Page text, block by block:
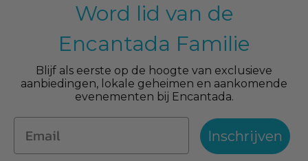
Word lid van de
Encantada Familie
Blijf als eerste op de hoogte van exclusieve
aanbiedingen, lokale geheimen en aankomende
evenementen bij Encantada.
Inschrijven